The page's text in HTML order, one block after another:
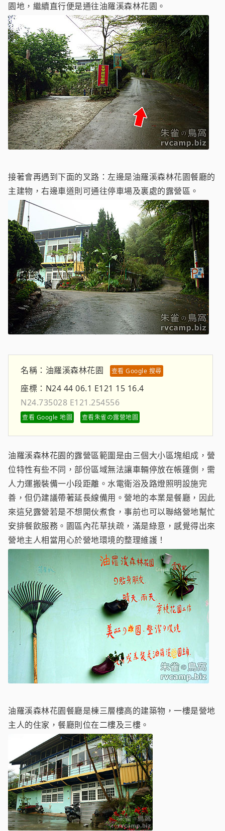
園地，繼續直行便是通往油羅溪森林花園。
接著會再遇到下面的叉路：左邊是油羅溪森林花園餐廳的
主建物，右邊車道則可通往停車場及裏處的露營區。
名稱： 油羅溪森林花園 查看 Google 搜尋
座標： N24 44 06.1 E121 15 16.4
N24.735028 E121.254556
查看 Google 地圖 查看朱雀の露營地圖
油羅溪森林花園的露營區範圍是由三個大小區塊組成，營
位特性有些不同，部份區域無法讓車輛停放在帳篷側，需
人力運搬裝備一小段距離。水電衛浴及路燈照明設施完
善，但仍建議帶著延長線備用。營地的本業是餐廳，因此
來這兒露營若是不想開伙煮食，事前也可以聯絡營地幫忙
安排餐飲服務。園區內花草扶疏，滿是綠意，感覺得出來
營地主人相當用心於營地環境的整理維護！
油羅溪森林花園餐廳是棟三層樓高的建築物，一樓是營地
主人的住家，餐廳則位在二樓及三樓。